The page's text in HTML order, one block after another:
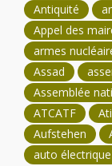
Antiquité
Appel des
armes
Assad
Assemblée
ATCATF
Aufstehen
auto électrique